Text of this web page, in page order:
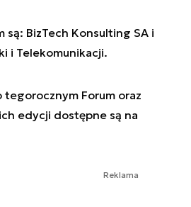
są: BizTech Konsulting SA i
i Telekomunikacji.
Forum oraz
edycji dostępne są na
Reklama